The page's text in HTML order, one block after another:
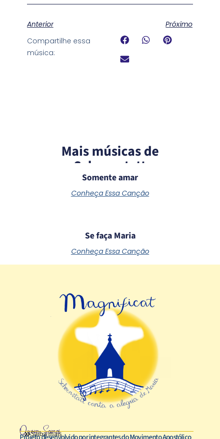
Anterior
Próximo
Compartilhe essa
música:
Mais músicas de
Schoenstatt
Somente amar
Conheça Essa Canção
Se faça Maria
Conheça Essa Canção
Quem Somos
Saiba mais